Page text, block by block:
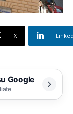
X
Google